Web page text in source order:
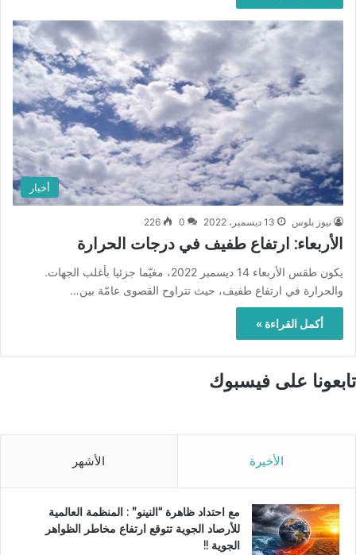
أخبار
نيوز بلوس 13 ديسمبر، 2022 0
226
الأربعاء: ارتفاع طفيف في درجات الحرارة
يكون طقس الأربعاء 14 ديسمبر 2022، مغيّما جزئيا بأغلب الجهات.
والحرارة في ارتفاع طفيف، حيث تتراوح القصوى عامّة بين…
أكمل القراءة »
تابعونا على فيسبوك
الأخيرة الأشهر
مع احتداد ظاهرة “النينو” : المنظمة العالمية
للأرصاد الجوية تتوقع ارتفاع مخاطر الظواهر
الجوية !!